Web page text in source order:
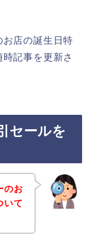
店の誕生日特
記事を更新さ
セールを
のお
いて